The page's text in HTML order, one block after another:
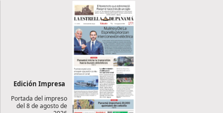
Edición Impresa
Portada del impreso
del 8 de agosto de